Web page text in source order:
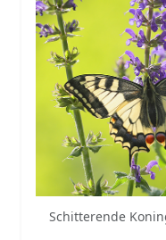
Schitterende